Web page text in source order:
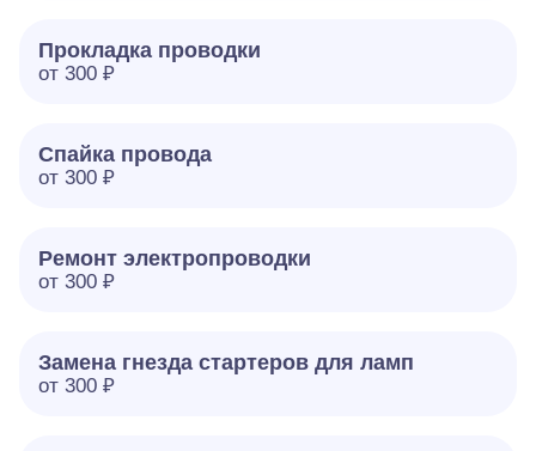
Прокладка проводки
от 300 ₽
Спайка провода
от 300 ₽
Ремонт электропроводки
от 300 ₽
Замена гнезда стартеров для ламп
от 300 ₽